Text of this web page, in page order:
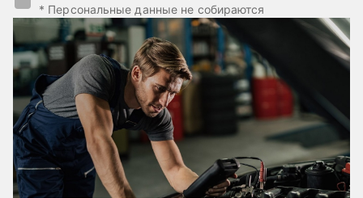
* Персональные данные не собираются